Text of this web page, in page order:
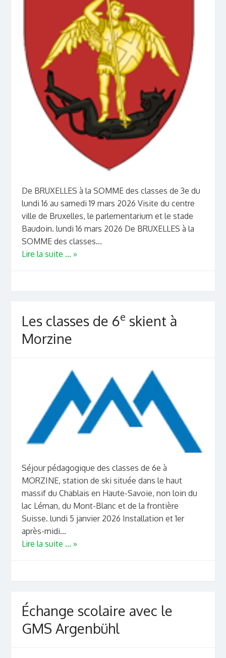
De BRUXELLES à la SOMME des classes de 3e du
lundi 16 au samedi 19 mars 2026 Visite du centre
ville de Bruxelles, le parlementarium et le stade
Baudoin. lundi 16 mars 2026 De BRUXELLES à la
SOMME des classes...
Lire la suite ... »
Les classes de 6e skient à
Morzine
Séjour pédagogique des classes de 6e à
MORZINE, station de ski située dans le haut
massif du Chablais en Haute-Savoie, non loin du
lac Léman, du Mont-Blanc et de la frontière
Suisse. lundi 5 janvier 2026 Installation et 1er
après-midi...
Lire la suite ... »
Échange scolaire avec le
GMS Argenbühl